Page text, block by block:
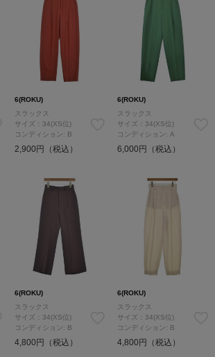
6(ROKU)
スラックス
サイズ：34(XS位)
コンディション: B
2,900円（税込）
6(ROKU)
スラックス
サイズ：34(XS位)
コンディション: A
6,000円（税込）
6(ROKU)
スラックス
サイズ：34(XS位)
コンディション: B
4,800円（税込）
6(ROKU)
スラックス
サイズ：34(XS位)
コンディション: B
4,800円（税込）